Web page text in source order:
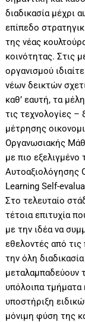
διαδικασία μέχρι
επίπεδο
της νέας
κοινότητας. Στις
οργανισμού
νέων δεικτών
καθ’ εαυτή, τα
τις τεχνολογίες –
μέτρησης
Οργανωσιακής
με πιο εξελιγμένο
Αυτοαξιολόγησης
Learning Self-
Στο τελευταίο
τέτοια επιτυχία
με την ιδέα να
εθελοντές από
την όλη
μεταλαμπαδεύουν
υπόλοιπα τμήματα
υποστήριξη
μόνιμη φύση της